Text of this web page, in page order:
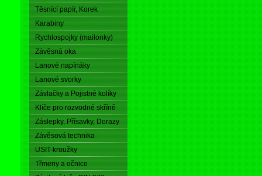
Těsnící papír, Korek
Karabiny
Rychlospojky (mailonky)
Závěsná oka
Lanové napínáky
Lanové svorky
Závlačky a Pojistné kolíky
Klíče pro rozvodné skříně
Záslepky, Přísavky, Dorazy
Závěsová technika
USIT-kroužky
Třmeny a očnice